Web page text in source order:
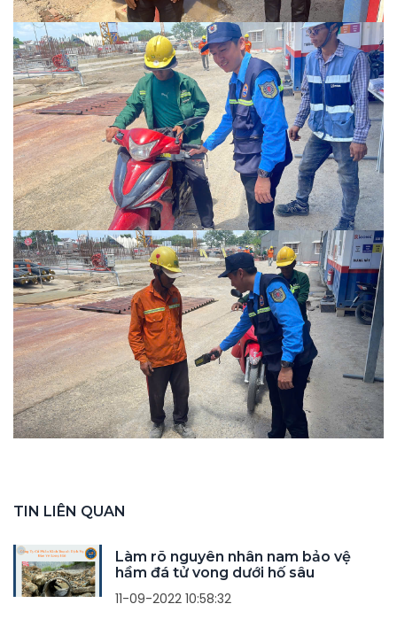
TIN LIÊN QUAN
Làm rõ nguyên nhân nam bảo vệ
hầm đá tử vong dưới hố sâu
11-09-2022 10:58:32